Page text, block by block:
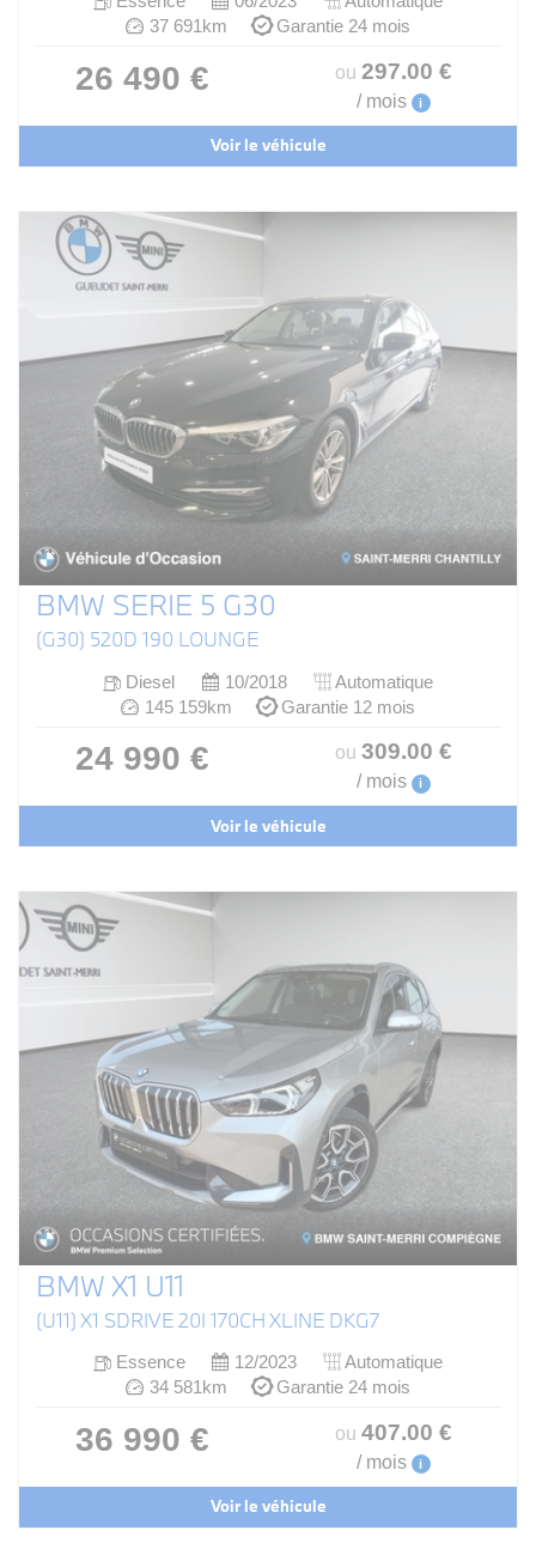
37 691km
Garantie 24 mois
26 490 € ou 297.00 €
/ mois i
Voir le véhicule
BMW SERIE 5 G30
(G30) 520D 190 LOUNGE
Diesel 10/2018
Automatique
145 159km
Garantie 12 mois
24 990 € ou 309.00 €
/ mois i
Voir le véhicule
BMW X1 U11
(U11) X1 SDRIVE 20I 170CH XLINE DKG7
Essence 12/2023
Automatique
34 581km
Garantie 24 mois
36 990 € ou 407.00 €
/ mois i
Voir le véhicule